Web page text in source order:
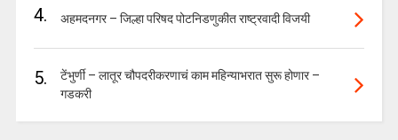
4. अहमदनगर – जिल्हा परिषद पोटनिडणुकीत राष्ट्रवादी विजयी
5.
टेंभुर्णी – लातूर चौपदरीकरणाचं काम महिन्याभरात सुरू होणार –
गडकरी